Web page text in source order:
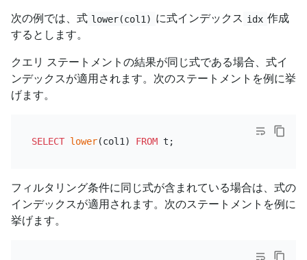
次の例では、式 lower(col1) に式インデックス idx 作成
するとします。
クエリ ステートメントの結果が同じ式である場合、式イ
ンデックスが適用されます。次のステートメントを例に挙
げます。
SELECT lower(col1) FROM
フィルタリング条件に同じ式が含まれている場合は、式の
インデックスが適用されます。次のステートメントを例に
挙げます。